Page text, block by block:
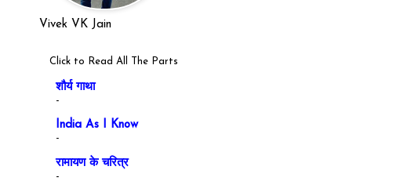
Vivek VK Jain
Click to Read All The Parts
शौर्य गाथा
-
India As I Know
-
रामायण के चरित्र
-